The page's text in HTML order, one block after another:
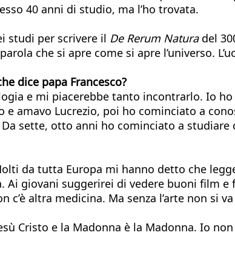
40 anni di studio, ma l’ho trovata.
studi per scrivere il De Rerum Naturadel
che si apre come si apre l’universo.
dice papa Francesco?
e mi piacerebbe tanto incontrarlo. Io
e amavo Lucrezio, poi ho cominciato a
sette, otto anni ho cominciato a studiare
da tutta Europa mi hanno detto che
giovani suggerirei di vedere buoni film e
c’è altra medicina. Ma senza l’arte non si
Cristo e la Madonna è la Madonna. Io